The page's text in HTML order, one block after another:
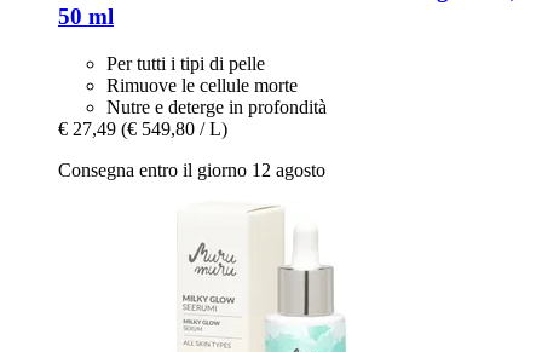
50 ml
Per tutti i tipi di pelle
Rimuove le cellule morte
Nutre e deterge in profondità
€ 27,49 (€ 549,80 / L)
Consegna entro il giorno 12 agosto